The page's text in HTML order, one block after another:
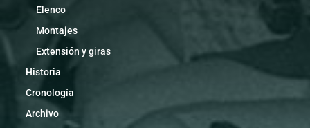
Elenco
Montajes
Extensión y giras
Historia
Cronología
Archivo